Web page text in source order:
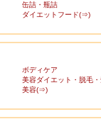
缶詰・瓶詰
ダイエットフード(⇒)
ボディケア
美容ダイエット・脱毛
美容(⇒)